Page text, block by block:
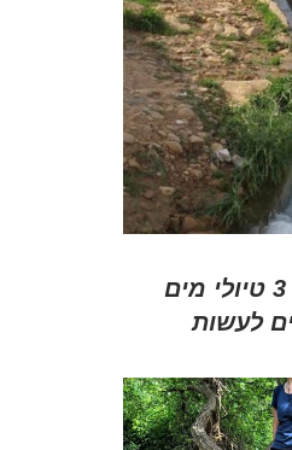
דרום בקעת הירדן: 3 טיולי מים
לעשות